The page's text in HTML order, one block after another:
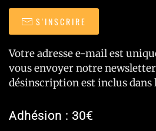
S'INSCRIRE
Votre adresse e-mail est
vous envoyer notre
désinscription est inclus dans
Adhésion : 30€